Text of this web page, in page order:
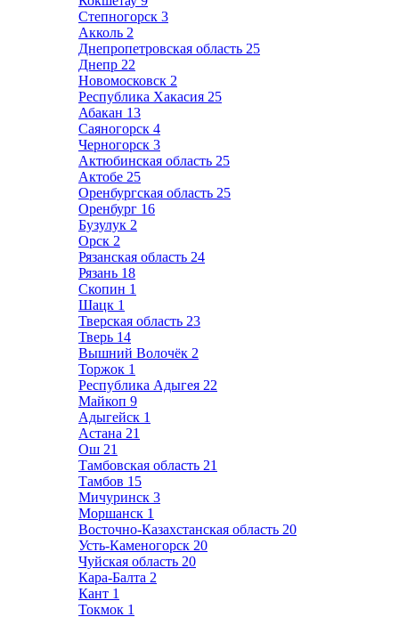
Степногорск 3
Акколь 2
Днепропетровская область 25
Днепр 22
Новомосковск 2
Республика Хакасия 25
Абакан 13
Саяногорск 4
Черногорск 3
Актюбинская область 25
Актобе 25
Оренбургская область 25
Оренбург 16
Бузулук 2
Орск 2
Рязанская область 24
Рязань 18
Скопин 1
Шацк 1
Тверская область 23
Тверь 14
Вышний Волочёк 2
Торжок 1
Республика Адыгея 22
Майкоп 9
Адыгейск 1
Астана 21
Ош 21
Тамбовская область 21
Тамбов 15
Мичуринск 3
Моршанск 1
Восточно-Казахстанская область 20
Усть-Каменогорск 20
Чуйская область 20
Кара-Балта 2
Кант 1
Токмок 1